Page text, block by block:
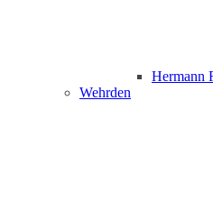
Hermann
Wehrden